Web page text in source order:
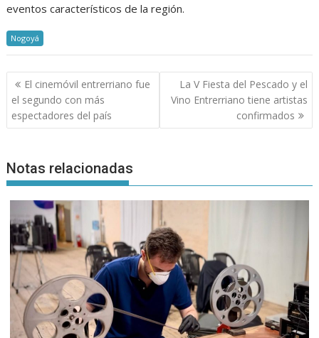
eventos característicos de la región.
Nogoyá
Navegación
de
entradas
El cinemóvil entrerriano fue
el segundo con más
espectadores del país
La V Fiesta del Pescado y el
Vino Entrerriano tiene artistas
confirmados
Notas relacionadas